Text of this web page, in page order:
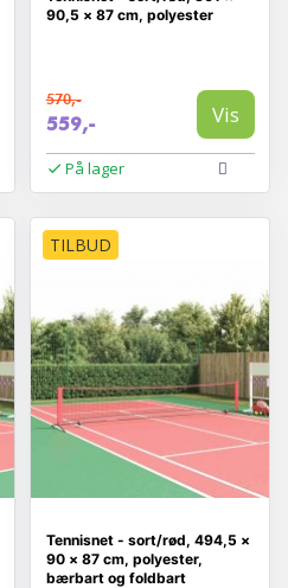
90,5 × 87 cm, polyester
570,-
559,- Vis
På lager
TILBUD
Tennisnet - sort/rød, 494,5 ×
90 × 87 cm, polyester,
bærbart og foldbart